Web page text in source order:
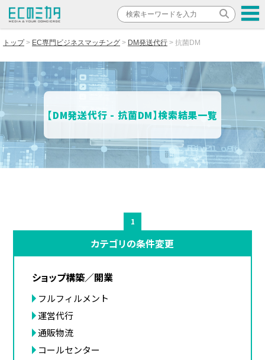
トップ EC専門ビジネスマッチング DM発送代行 抗菌DM
【DM発送代行 - 抗菌DM】検索結果一覧
1
カテゴリの条件変更
ショップ構築／開業
フルフィルメント
運営代行
通販物流
コールセンター